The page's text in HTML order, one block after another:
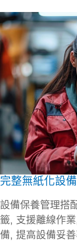
完整無紙化設
設備保養管理搭
籤, 支援離線作
備, 提高設備妥